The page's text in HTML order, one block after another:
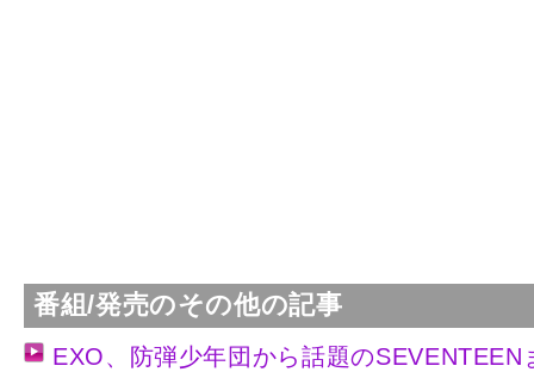
番組/発売のその他の記事
EXO、防弾少年団から話題の